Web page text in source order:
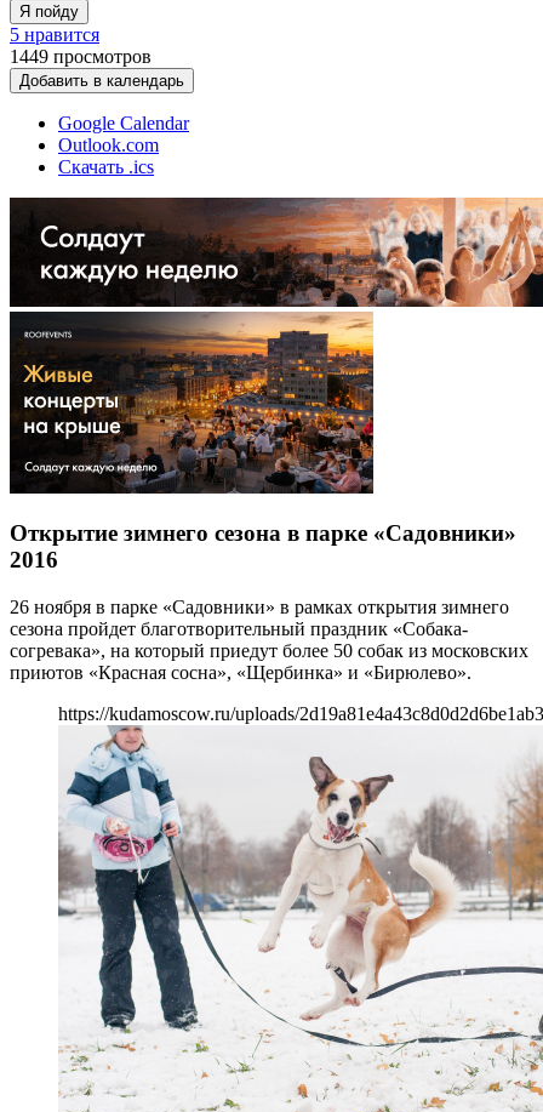
Я пойду
5 нравится
1449 просмотров
Добавить в календарь
Google Calendar
Outlook.com
Скачать .ics
Открытие зимнего сезона в парке «Садовники»
2016
26 ноября в парке «Садовники» в рамках открытия зимнего
сезона пройдет благотворительный праздник «Собака-
согревака», на который приедут более 50 собак из московских
приютов «Красная сосна», «Щербинка» и «Бирюлево».
https://kudamoscow.ru/uploads/